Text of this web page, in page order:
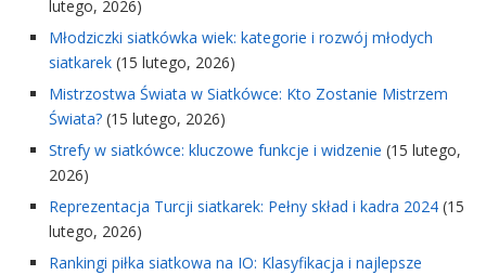
lutego, 2026)
Młodziczki siatkówka wiek: kategorie i rozwój młodych
siatkarek (15 lutego, 2026)
Mistrzostwa Świata w Siatkówce: Kto Zostanie Mistrzem
Świata? (15 lutego, 2026)
Strefy w siatkówce: kluczowe funkcje i widzenie (15 lutego,
2026)
Reprezentacja Turcji siatkarek: Pełny skład i kadra 2024 (15
lutego, 2026)
Rankingi piłka siatkowa na IO: Klasyfikacja i najlepsze